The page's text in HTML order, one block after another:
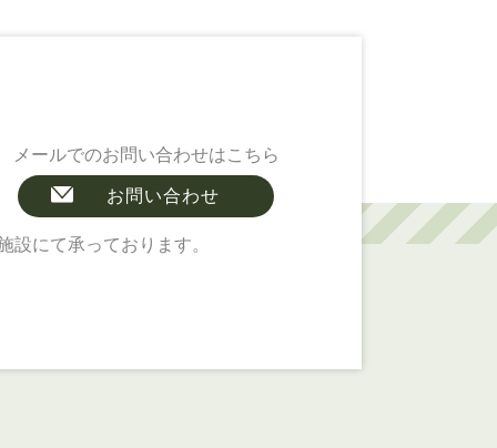
メールでのお問い合わせはこちら
お問い合わせ
にて承っております。